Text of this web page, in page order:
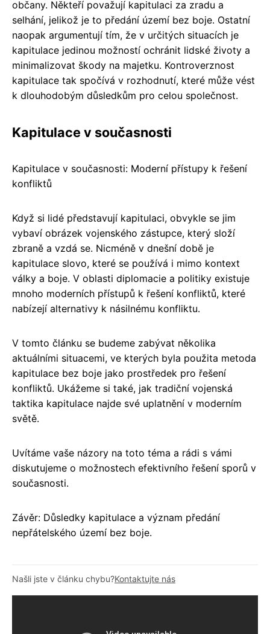
občany. Někteří považují kapitulaci za zradu a
selhání, jelikož je to předání území bez boje. Ostatní
naopak argumentují tím, že v určitých situacích je
kapitulace jedinou možností ochránit lidské životy a
minimalizovat škody na majetku. Kontroverznost
kapitulace tak spočívá v rozhodnutí, které může vést
k dlouhodobým důsledkům pro celou společnost.
Kapitulace v současnosti
Kapitulace v současnosti: Moderní přístupy k řešení
konfliktů
Když si lidé představují kapitulaci, obvykle se jim
vybaví obrázek vojenského zástupce, který složí
zbraně a vzdá se. Nicméně v dnešní době je
kapitulace slovo, které se používá i mimo kontext
války a boje. V oblasti diplomacie a politiky existuje
mnoho moderních přístupů k řešení konfliktů, které
nabízejí alternativy k násilnému konfliktu.
V tomto článku se budeme zabývat několika
aktuálními situacemi, ve kterých byla použita metoda
kapitulace bez boje jako prostředek pro řešení
konfliktů. Ukážeme si také, jak tradiční vojenská
taktika kapitulace najde své uplatnění v moderním
světě.
Uvítáme vaše názory na toto téma a rádi s vámi
diskutujeme o možnostech efektivního řešení sporů v
současnosti.
Závěr: Důsledky kapitulace a význam předání
nepřátelského území bez boje.
Našli jste v článku chybu?Kontaktujte nás